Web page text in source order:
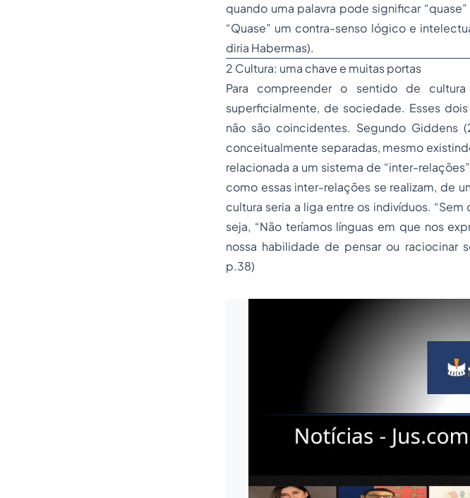
quando uma palavra pode significar
“Quase” um contra-senso lógico e
diria Habermas).
2 Cultura: uma chave e muitas portas
Para compreender o sentido de
superficialmente, de sociedade. Esses
não são coincidentes. Segundo
conceitualmente separadas, mesmo
relacionada a um sistema de “inter-
como essas inter-relações se realizam, de
cultura seria a liga entre os indivíduos. “Sem
seja, “Não teríamos línguas em que nos
nossa habilidade de pensar ou raciocinar
p.38)